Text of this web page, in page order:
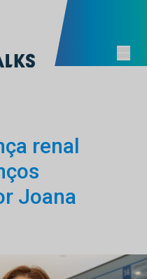
renal
Joana